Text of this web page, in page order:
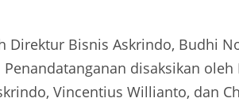
Bisnis Askrindo, Budhi
Penandatanganan disaksikan
Vincentius Willianto, dan